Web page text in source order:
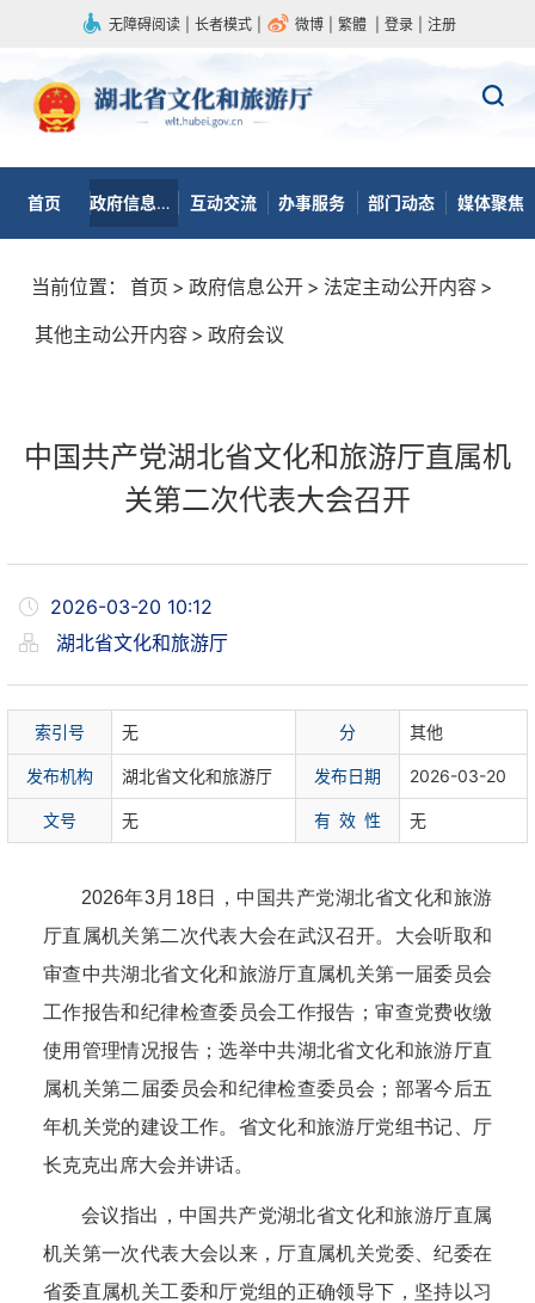
无障碍阅读 长者模式 微博 繁體 登录 注册
首页 政府信息公开 互动交流 办事服务 部门动态 媒体聚焦
当前位置： 首页 > 政府信息公开 > 法定主动公开内容 >
其他主动公开内容 > 政府会议
中国共产党湖北省文化和旅游厅直属机
关第二次代表大会召开
2026-03-20 10:12
湖北省文化和旅游厅
索引号 无 分 其他
发布机构 湖北省文化和旅游厅 发布日期 2026-03-20
文号 无 有 效 性 无
2026年3月18日，中国共产党湖北省文化和旅游
厅直属机关第二次代表大会在武汉召开。大会听取和
审查中共湖北省文化和旅游厅直属机关第一届委员会
工作报告和纪律检查委员会工作报告；审查党费收缴
使用管理情况报告；选举中共湖北省文化和旅游厅直
属机关第二届委员会和纪律检查委员会；部署今后五
年机关党的建设工作。省文化和旅游厅党组书记、厅
长克克出席大会并讲话。
会议指出，中国共产党湖北省文化和旅游厅直属
机关第一次代表大会以来，厅直属机关党委、纪委在
省委直属机关工委和厅党组的正确领导下，坚持以习